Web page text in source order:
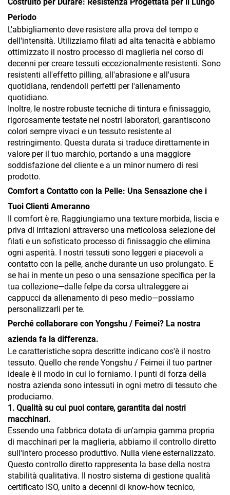
Costruito per Durare: Resistenza Progettata per il Lungo
Periodo
L'abbigliamento deve resistere alla prova del tempo e
dell'intensità. Utilizziamo filati ad alta tenacità e abbiamo
ottimizzato il nostro processo di maglieria nel corso di
decenni per creare tessuti eccezionalmente resistenti. Sono
resistenti all'effetto pilling, all'abrasione e all'usura
quotidiana, rendendoli perfetti per l'allenamento
quotidiano.
Inoltre, le nostre robuste tecniche di tintura e finissaggio,
rigorosamente testate nei nostri laboratori, garantiscono
colori sempre vivaci e un tessuto resistente al
restringimento. Questa durata si traduce direttamente in
valore per il tuo marchio, portando a una maggiore
soddisfazione del cliente e a un minor numero di resi
prodotto.
Comfort a Contatto con la Pelle: Una Sensazione che i
Tuoi Clienti Ameranno
Il comfort è re. Raggiungiamo una texture morbida, liscia e
priva di irritazioni attraverso una meticolosa selezione dei
filati e un sofisticato processo di finissaggio che elimina
ogni asperità. I nostri tessuti sono leggeri e piacevoli a
contatto con la pelle, anche durante un uso prolungato. E
se hai in mente un peso o una sensazione specifica per la
tua collezione—dalle felpe da corsa ultraleggere ai
cappucci da allenamento di peso medio—possiamo
personalizzarli per te.
Perché collaborare con Yongshu / Feimei? La nostra
azienda fa la differenza.
Le caratteristiche sopra descritte indicano cos'è il nostro
tessuto. Quello che rende Yongshu / Feimei il tuo partner
ideale è il modo in cui lo forniamo. I punti di forza della
nostra azienda sono intessuti in ogni metro di tessuto che
produciamo.
1. Qualità su cui puoi contare, garantita dai nostri
macchinari.
Essendo una fabbrica dotata di un'ampia gamma propria
di macchinari per la maglieria, abbiamo il controllo diretto
sull'intero processo produttivo. Nulla viene esternalizzato.
Questo controllo diretto rappresenta la base della nostra
stabilità qualitativa. Il nostro sistema di gestione qualità
certificato ISO, unito a decenni di know-how tecnico,